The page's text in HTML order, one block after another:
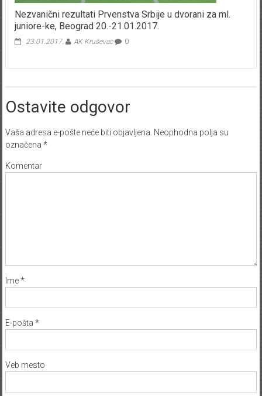
Nezvanični rezultati Prvenstva Srbije u dvorani za ml.
juniore-ke, Beograd 20.-21.01.2017.
23.01.2017. AK Kruševac 0
Ostavite odgovor
Vaša adresa e-pošte neće biti objavljena. Neophodna polja su
označena *
Komentar
Ime*
E-pošta *
Veb mesto